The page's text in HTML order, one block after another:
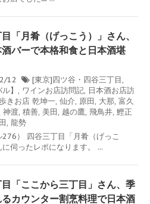
「月肴（げっこう）」さん、
バーで本格和食と日本酒堪
12 [東京]四ツ谷・四谷三丁目,
】 , ワインお店訪問記, 日本酒お店訪
きお店 乾坤一, 仙介, 原田, 大那, 富久
神渡, 積善, 美田, 越の鷹, 飛鳥井, 鰹正
, 龍勢
276） 四谷三丁目「月肴（げっこ
に伺ったレポになります。 ...
「ここから三丁目」さん、季
カウンター割烹料理で日本酒